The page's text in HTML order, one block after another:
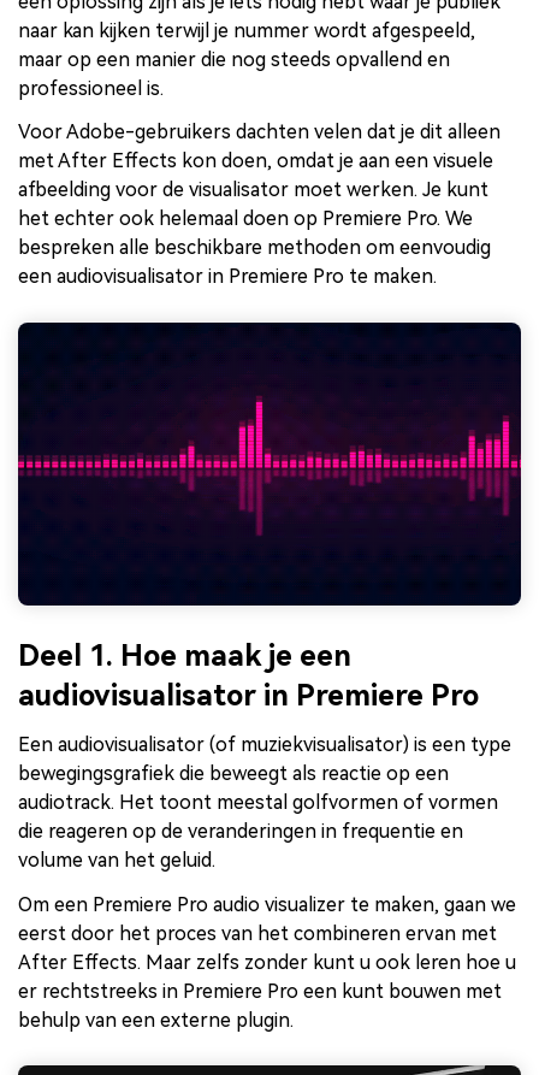
naar kan kijken terwijl je nummer wordt afgespeeld,
maar op een manier die nog steeds opvallend en
professioneel is.
Voor Adobe-gebruikers dachten velen dat je dit alleen
met After Effects kon doen, omdat je aan een visuele
afbeelding voor de visualisator moet werken. Je kunt
het echter ook helemaal doen op Premiere Pro. We
bespreken alle beschikbare methoden om eenvoudig
een audiovisualisator in Premiere Pro te maken.
Deel 1. Hoe maak je een
audiovisualisator in Premiere Pro
Een audiovisualisator (of muziekvisualisator) is een type
bewegingsgrafiek die beweegt als reactie op een
audiotrack. Het toont meestal golfvormen of vormen
die reageren op de veranderingen in frequentie en
volume van het geluid.
Om een Premiere Pro audio visualizer te maken, gaan we
eerst door het proces van het combineren ervan met
After Effects. Maar zelfs zonder kunt u ook leren hoe u
er rechtstreeks in Premiere Pro een kunt bouwen met
behulp van een externe plugin.